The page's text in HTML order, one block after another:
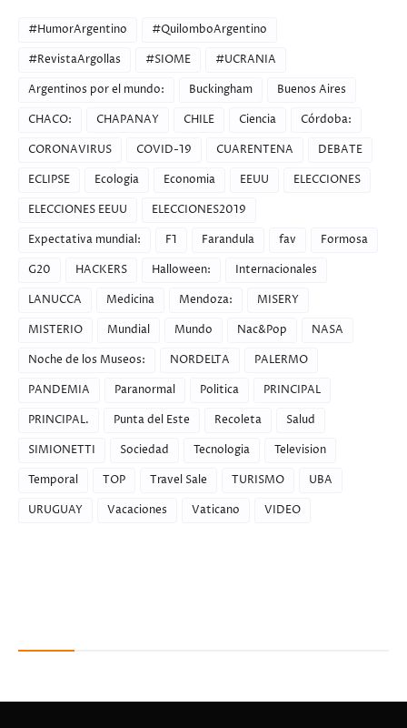
#HumorArgentino
#QuilomboArgentino
#RevistaArgollas
#SIOME
#UCRANIA
Argentinos por el mundo:
Buckingham
Buenos Aires
CHACO:
CHAPANAY CHILE Ciencia
Córdoba:
CORONAVIRUS
COVID-19 CUARENTENA
DEBATE
ECLIPSE
Ecologia Economia EEUU
ELECCIONES
ELECCIONES EEUU
ELECCIONES2019
Expectativa mundial:
F1 Farandula fav
Formosa
G20
HACKERS Halloween:
Internacionales
LANUCCA
Medicina Mendoza:
MISERY
MISTERIO
Mundial Mundo Nac&Pop
NASA
Noche de los Museos:
NORDELTA
PALERMO
PANDEMIA
Paranormal Politica
PRINCIPAL
PRINCIPAL.
Punta del Este Recoleta
Salud
SIMIONETTI
Sociedad Tecnologia
Television
Temporal
TOP Travel Sale TURISMO
UBA
URUGUAY
Vacaciones Vaticano VIDEO